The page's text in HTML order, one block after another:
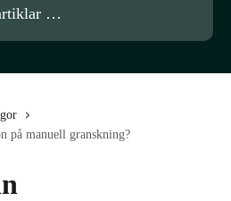
på manuell granskning?